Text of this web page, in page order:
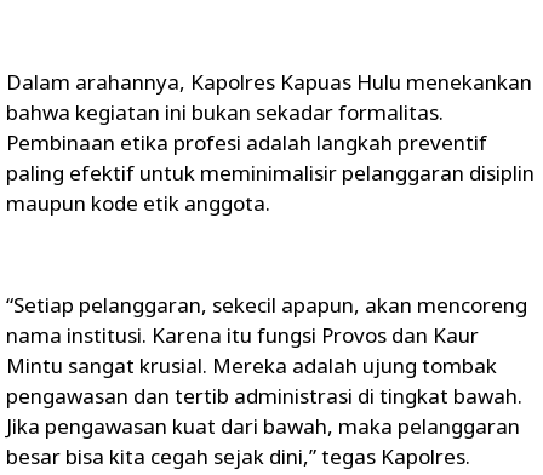
Dalam arahannya, Kapolres Kapuas Hulu menekankan
bahwa kegiatan ini bukan sekadar formalitas.
Pembinaan etika profesi adalah langkah preventif
paling efektif untuk meminimalisir pelanggaran disiplin
maupun kode etik anggota.
“Setiap pelanggaran, sekecil apapun, akan mencoreng
nama institusi. Karena itu fungsi Provos dan Kaur
Mintu sangat krusial. Mereka adalah ujung tombak
pengawasan dan tertib administrasi di tingkat bawah.
Jika pengawasan kuat dari bawah, maka pelanggaran
besar bisa kita cegah sejak dini,” tegas Kapolres.